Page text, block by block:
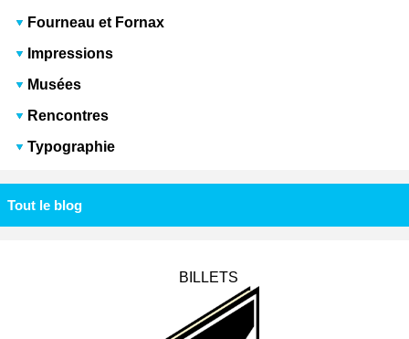
Fourneau et Fornax
Impressions
Musées
Rencontres
Typographie
Tout le blog
BILLETS